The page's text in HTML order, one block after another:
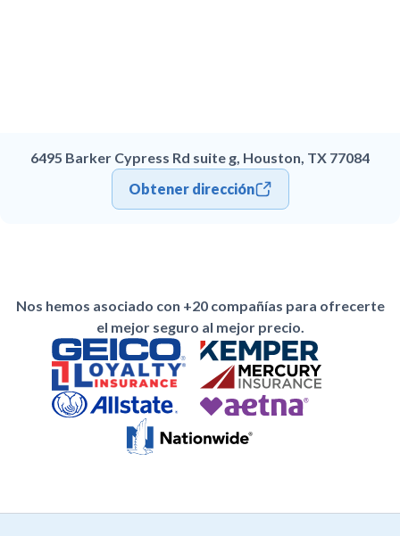
6495 Barker Cypress Rd suite g, Houston, TX 77084
Obtener dirección
Nos hemos asociado con +20 compañías para ofrecerte
el mejor seguro al mejor precio.